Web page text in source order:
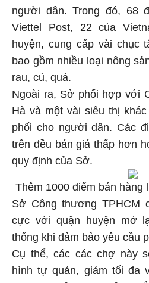
người dân. Trong đó, 68
Viettel Post, 22 của
huyện, cung cấp vài chục
bao gồm nhiều loại nông
rau, củ, quả.
Ngoài ra, Sở phối hợp với
Hà và một vài siêu thị
phối cho người dân. Các
trên đều bán giá thấp hơn
quy định của Sở.
Thêm 1000 điểm bán hàng
Sở Công thương TPHCM
cực với quận huyện mở
thống khi đảm bảo yêu cầu
Cụ thể, các các chợ này
hình tự quản, giảm tối đa